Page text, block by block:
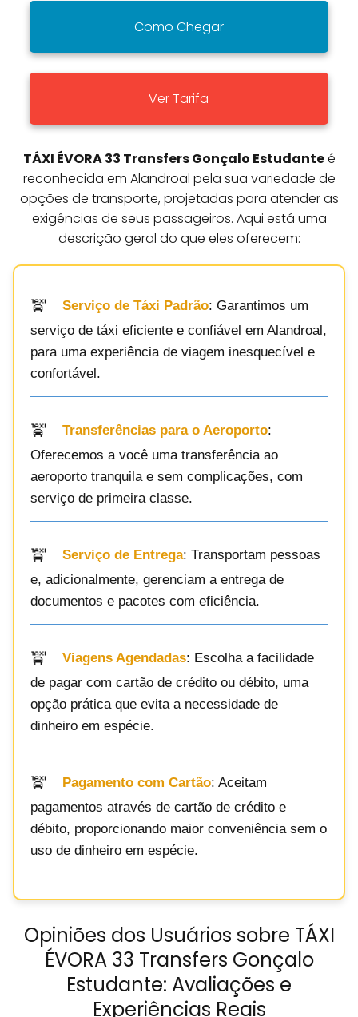
Como Chegar
Ver Tarifa
TÁXI ÉVORA 33 Transfers Gonçalo Estudanteé
reconhecida em Alandroal pela sua variedade de
opções de transporte, projetadas para atender as
exigências de seus passageiros. Aqui está uma
descrição geral do que eles oferecem:
Serviço de Táxi Padrão: Garantimos um
serviço de táxi eficiente e confiável em Alandroal,
para uma experiência de viagem inesquecível e
confortável.
Transferências para o Aeroporto:
Oferecemos a você uma transferência ao
aeroporto tranquila e sem complicações, com
serviço de primeira classe.
Serviço de Entrega: Transportam pessoas
e, adicionalmente, gerenciam a entrega de
documentos e pacotes com eficiência.
Viagens Agendadas: Escolha a facilidade
de pagar com cartão de crédito ou débito, uma
opção prática que evita a necessidade de
dinheiro em espécie.
Pagamento com Cartão: Aceitam
pagamentos através de cartão de crédito e
débito, proporcionando maior conveniência sem o
uso de dinheiro em espécie.
Opiniões dos Usuários sobre TÁXI
ÉVORA 33 Transfers Gonçalo
Estudante: Avaliações e
Experiências Reais